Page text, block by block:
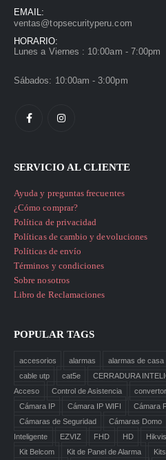
EMAIL:
ventas@topsecurityperu.com
HORARIO:
Lunes a Viernes : 10:00am - 7:00pm
Sábados: 10:00am - 3:00pm
SERVICIO AL CLIENTE
Ayuda y preguntas frecuentes
¿Cómo comprar?
Política de privacidad
Políticas de cambio y devoluciones
Políticas de envío
Términos y condiciones
Sobre nosotros
Libro de Reclamaciones
POPULAR TAGS
accesorios alarmas alarmas de casa
cable utp
cat5e CERRADURA
Acceso
Control de Asistencia
Cámara IP
Cámara IP WIFI Cámara
Cámaras de Seguridad
Cámaras Domo
Inteligente
EZVIZ FHD HD
Kit Belcom
Kit de Panel de Alarma Kits